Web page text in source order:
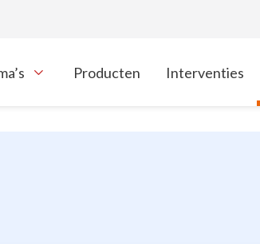
navigatie items
Producten Interventies